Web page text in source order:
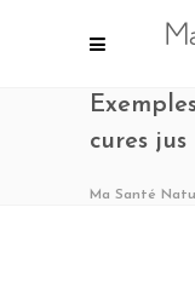
cures jus
Ma Santé